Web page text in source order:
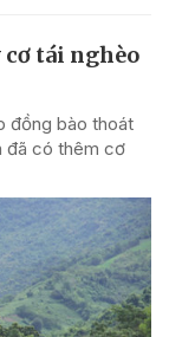
tái nghèo
đồng bào thoát
đã có thêm cơ